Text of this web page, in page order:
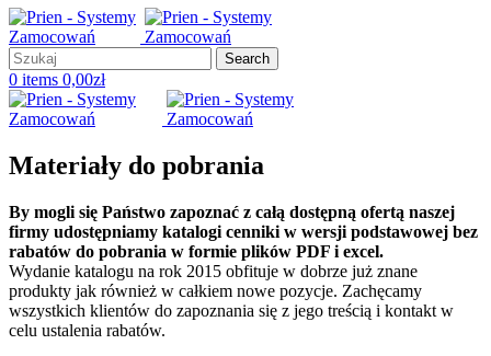
Search
0 items 0,00zł
Materiały do pobrania
By mogli się Państwo zapoznać z całą dostępną ofertą naszej
firmy udostępniamy katalogi cenniki w wersji podstawowej bez
rabatów do pobrania w formie plików PDF i excel.
Wydanie katalogu na rok 2015 obfituje w dobrze już znane
produkty jak również w całkiem nowe pozycje. Zachęcamy
wszystkich klientów do zapoznania się z jego treścią i kontakt w
celu ustalenia rabatów.